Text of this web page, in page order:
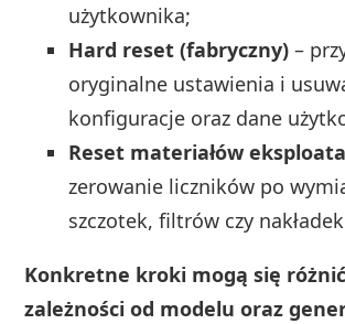
użytkownika;
Hard reset (fabryczny) –
oryginalne ustawienia i
konfiguracje oraz dane
Reset materiałów
zerowanie liczników po
szczotek, filtrów czy
Konkretne kroki mogą się
zależności od modelu oraz